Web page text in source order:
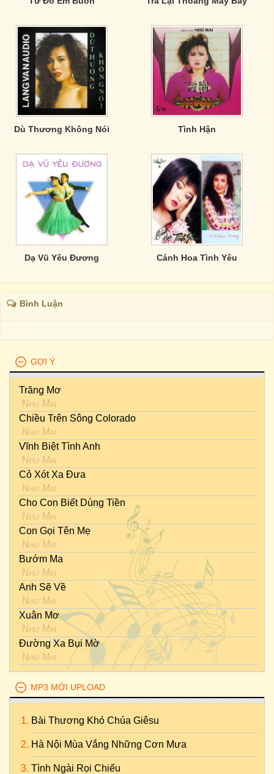
Dù Thương Không Nói Tình Hận
Dạ Vũ Yêu Đương Cánh Hoa Tình Yêu
Bình Luận
GỢI Ý
Trăng Mơ
Như Mai
Chiều Trên Sông Colorado
Như Mai
Vĩnh Biệt Tình Anh
Như Mai
Cỏ Xót Xa Đưa
Như Mai
Cho Con Biết Dùng Tiền
Như Mai
Con Gọi Tên Mẹ
Như Mai
Bướm Ma
Như Mai
Anh Sẽ Về
Như Mai
Xuân Mơ
Như Mai
Đường Xa Bụi Mờ
Như Mai
MP3 MỚI UPLOAD
Bài Thương Khó Chúa Giêsu
Hà Nội Mùa Vắng Những Cơn Mưa
Tình Ngài Rọi Chiếu